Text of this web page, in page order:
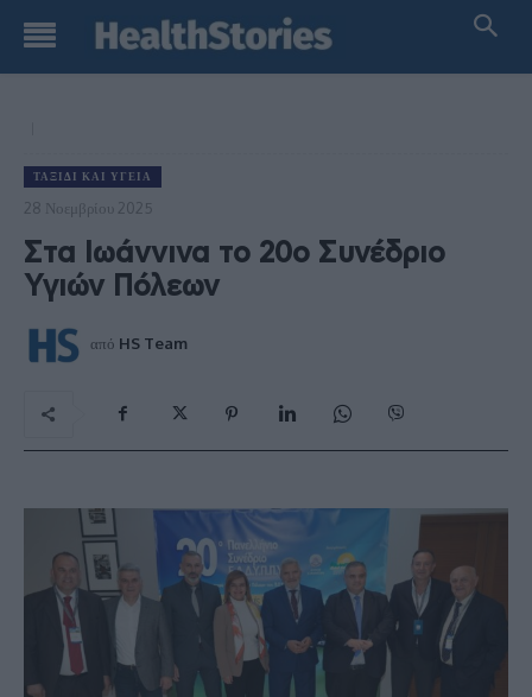
ΤΑΞΊΔΙ ΚΑΙ ΥΓΕΊΑ
28 Νοεμβρίου 2025
Στα Ιωάννινα το 20ο Συνέδριο
Υγιών Πόλεων
από HS Team